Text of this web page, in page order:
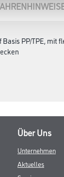
PP/TPE, mit
Über Uns
Unternehmen
Aktuelles